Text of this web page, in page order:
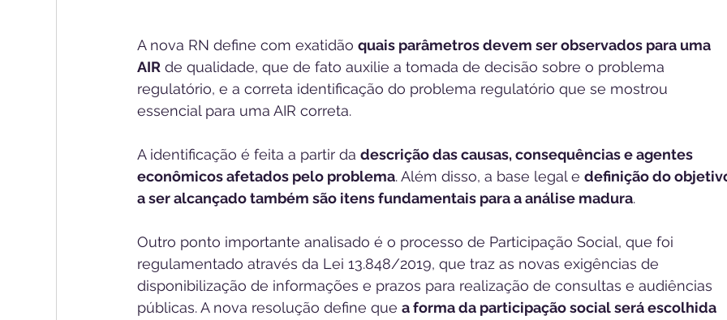
A nova RN define com exatidão quais parâmetros devem ser observados para uma
AIR de qualidade, que de fato auxilie a tomada de decisão sobre o problema
regulatório, e a correta identificação do problema regulatório que se mostrou
essencial para uma AIR correta.
A identificação é feita a partir da descrição das causas, consequências e agentes
econômicos afetados pelo problema. Além disso, a base legal e definição do
a ser alcançado também são itens fundamentais para a análise madura.
Outro ponto importante analisado é o processo de Participação Social, que foi
regulamentado através da Lei 13.848/2019, que traz as novas exigências de
disponibilização de informações e prazos para realização de consultas e audiências
públicas. A nova resolução define que a forma da participação social será escolhida